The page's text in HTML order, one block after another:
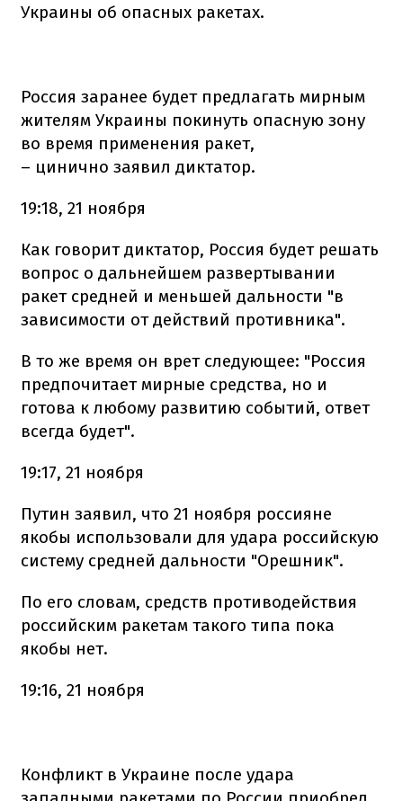
Украины об опасных ракетах.
Россия заранее будет предлагать мирным
жителям Украины покинуть опасную зону
во время применения ракет,
– цинично заявил диктатор.
19:18, 21 ноября
Как говорит диктатор, Россия будет решать
вопрос о дальнейшем развертывании
ракет средней и меньшей дальности "в
зависимости от действий противника".
В то же время он врет следующее: "Россия
предпочитает мирные средства, но и
готова к любому развитию событий, ответ
всегда будет".
19:17, 21 ноября
Путин заявил, что 21 ноября россияне
якобы использовали для удара российскую
систему средней дальности "Орешник".
По его словам, средств противодействия
российским ракетам такого типа пока
якобы нет.
19:16, 21 ноября
Конфликт в Украине после удара